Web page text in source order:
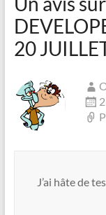
20
J’ai hâte de